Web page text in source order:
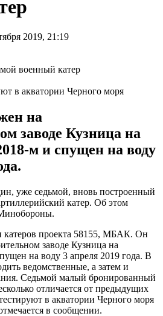
2019, 21:19
в акватории Черного моря
на
заводе Кузница на
м и спущен на воду
уже седьмой, вновь построенный
катер. Об этом
катеров проекта 58155, МБАК. Он
заводе Кузница на
на воду 3 апреля 2019 года. В
ведомственные, а затем и
Седьмой малый бронированный
отличается от предыдущих
в акватории Черного моря
в сообщении.